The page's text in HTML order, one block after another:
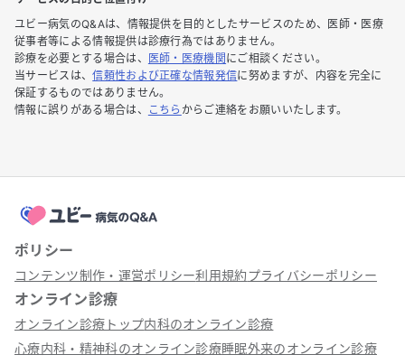
ユビー病気のQ&Aは、情報提供を目的としたサービスのため、医師・医療
従事者等による情報提供は診療行為ではありません。
診療を必要とする場合は、
医師・医療機関 にご相談ください。
当サービスは、信頼性および正確な情報発信に努めますが、内容を完全に
保証するものではありません。
情報に誤りがある場合は、
こちら からご連絡をお願いいたします。
ポリシー
コンテンツ制作・運営ポリシー利用規約プライバシーポリシー
オンライン診療
オンライン診療トップ内科のオンライン診療
心療内科・精神科のオンライン診療睡眠外来のオンライン診療